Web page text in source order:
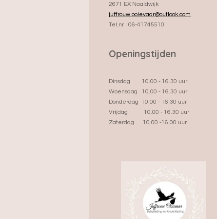
2671 EX Naaldwijk
juffrouw.ooievaar@outlook.com
Tel.nr : 06-41745510
Openingstijden
Dinsdag 10.00 - 16.30 uur
Woensdag 10.00 - 16.30 uur
Donderdag 10.00 - 16.30 uur
Vrijdag 10.00 - 16.30 uur
Zaterdag 10.00 -16.00 uur